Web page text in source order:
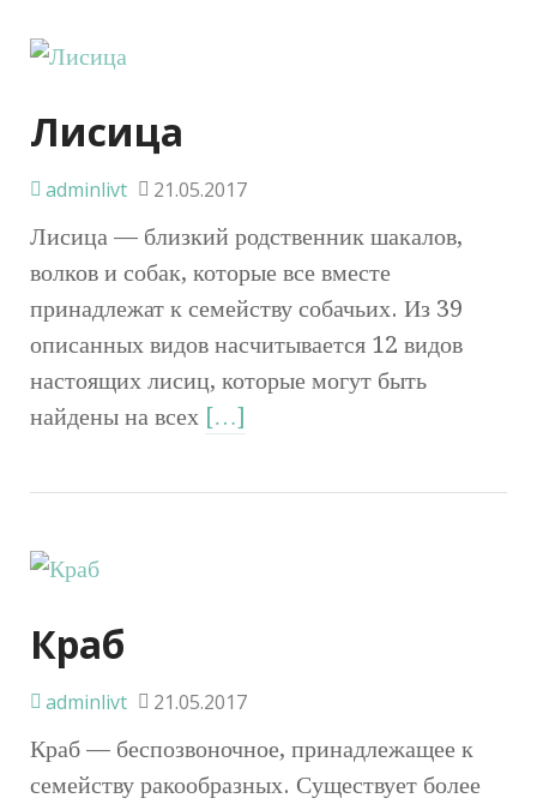
Лисица
adminlivt 21.05.2017
Лисица — близкий родственник шакалов,
волков и собак, которые все вместе
принадлежат к семейству собачьих. Из 39
описанных видов насчитывается 12 видов
настоящих лисиц, которые могут быть
найдены на всех […]
Краб
adminlivt 21.05.2017
Краб — беспозвоночное, принадлежащее к
семейству ракообразных. Существует более